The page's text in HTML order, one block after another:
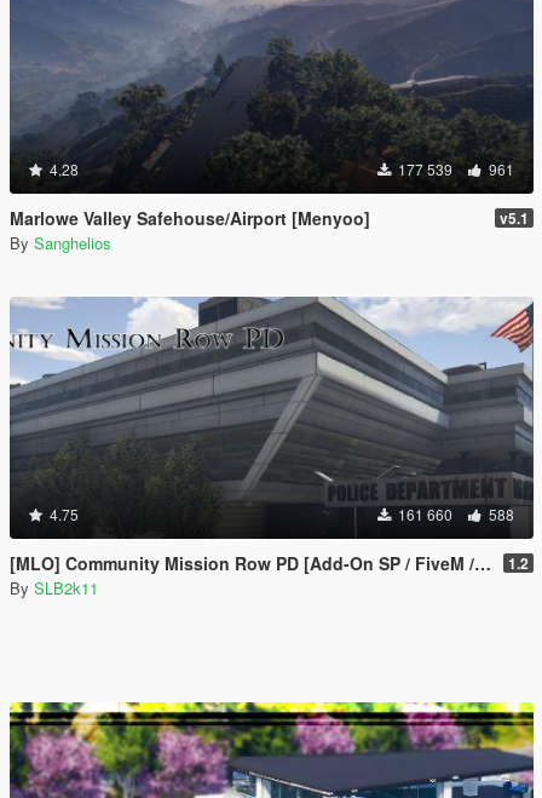
4.28 177 539 961
Marlowe Valley Safehouse/Airport [Menyoo] v5.1
By Sanghelios
4.75 161 660 588
[MLO] Community Mission Row PD [Add-On SP / FiveM / RAGEMP] 1.2
By SLB2k11